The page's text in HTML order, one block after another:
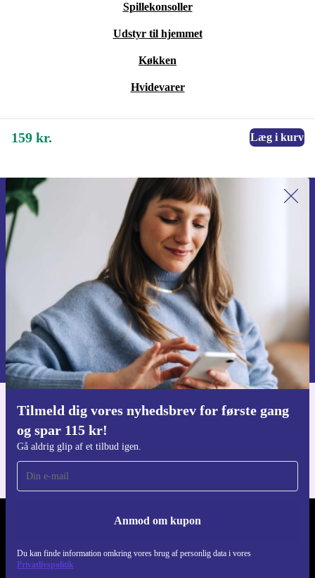
Spillekonsoller
Udstyr til hjemmet
Køkken
Hvidevarer
159 kr. Læg i kurv
Tilmeld dig vores nyhedsbrev for første gang
og spar 115 kr!
Gå aldrig glip af et tilbud igen.
Anmod om kupon
Du kan finde information omkring vores brug af personlig data i vores
Privatlivspolitik
Tilmeld dig vores nyhedsbrev for
første gang og spar 115 kr!
Gå aldrig glip af et tilbud igen.
Anmod om kupon
Du kan finde information omkring vores brug af personlig data i vores
Privatlivspolitik.
Download refurbed appen
REFURBED DANMARK - RETHINK NEW.
FØLG OS